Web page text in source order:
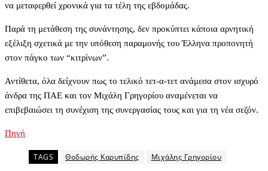
να μεταφερθεί χρονικά για τα τέλη της εβδομάδας.
Παρά τη μετάθεση της συνάντησης, δεν προκύπτει κάποια αρνητική
εξέλιξη σχετικά με την υπόθεση παραμονής του Έλληνα προπονητή
στον πάγκο των “κιτρίνων”.
Αντίθετα, όλα δείχνουν πως το τελικό τετ-α-τετ ανάμεσα στον ισχυρό
άνδρα της ΠΑΕ και τον Μιχάλη Γρηγορίου αναμένεται να
επιβεβαιώσει τη συνέχιση της συνεργασίας τους και για τη νέα σεζόν.
Πηγή
TAGS Θοδωρής Καρυπίδης Μιχάλης Γρηγορίου